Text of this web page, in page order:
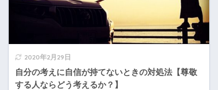
2020年2月29日
自分の考えに自信が持てないときの対処法【尊敬
する人ならどう考えるか？】